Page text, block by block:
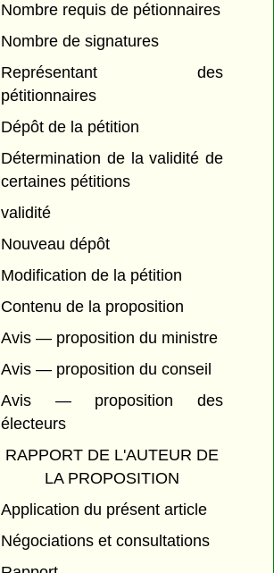
Nombre requis de pétionnaires
Nombre de signatures
Représentant des
pétitionnaires
Dépôt de la pétition
Détermination de la validité de
certaines pétitions
validité
Nouveau dépôt
Modification de la pétition
Contenu de la proposition
Avis — proposition du ministre
Avis — proposition du conseil
Avis — proposition des
électeurs
RAPPORT DE L'AUTEUR DE
LA PROPOSITION
Application du présent article
Négociations et consultations